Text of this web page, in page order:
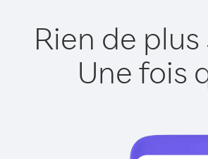
Rien de
Une fois